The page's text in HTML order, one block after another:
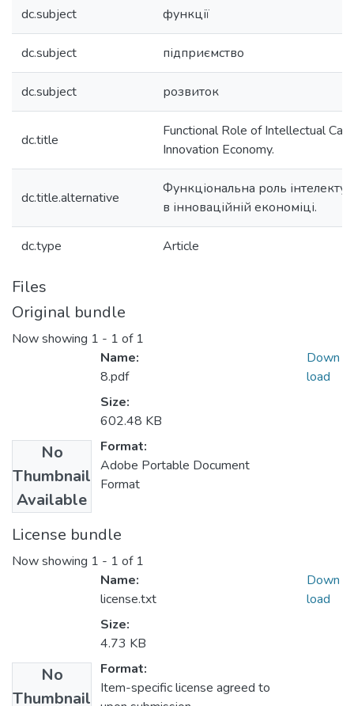
dc.subject функції
dc.subject підприємство
dc.subject розвиток
dc.title
Functional Role of Intellectual
Innovation Economy.
dc.title.alternative
Функціональна роль
в інноваційній економіці.
dc.type Article
Files
Original bundle
Now showing 1 - 1 of 1
No
Thumbnail
Available
Name:
8.pdf
Size:
602.48 KB
Format:
Adobe Portable Document
Format
Down
load
License bundle
Now showing 1 - 1 of 1
No
Thumbnail
Name:
license.txt
Size:
4.73 KB
Format:
Item-specific license agreed to
Down
load